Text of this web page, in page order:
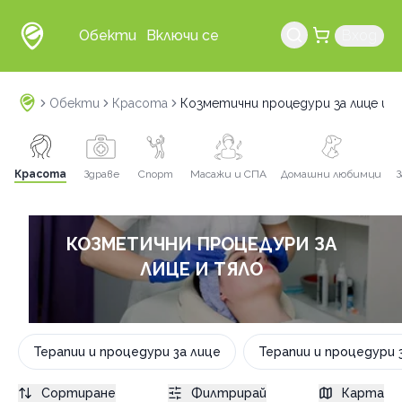
Обекти Включи се
Обекти Красота Козметични процедури за лице и
Красота Здраве Спорт Масажи и СПА Домашни любимци
КОЗМЕТИЧНИ ПРОЦЕДУРИ ЗА
ЛИЦЕ И ТЯЛО
Терапии и процедури за лице Терапии и процедури
Сортиране Филтрирай Карта